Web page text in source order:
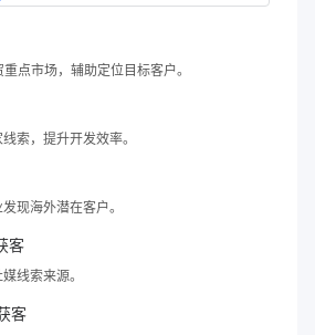
点市场，辅助定位目标客户。
索，提升开发效率。
现海外潜在客户。
客
线索来源。
客